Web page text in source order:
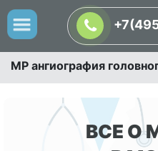
МР ангиография
ВСЕ О